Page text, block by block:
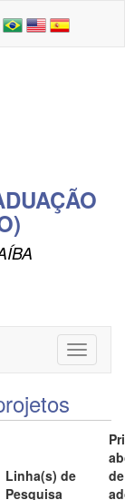
Toggle
Linha(s) de
Pesquisa